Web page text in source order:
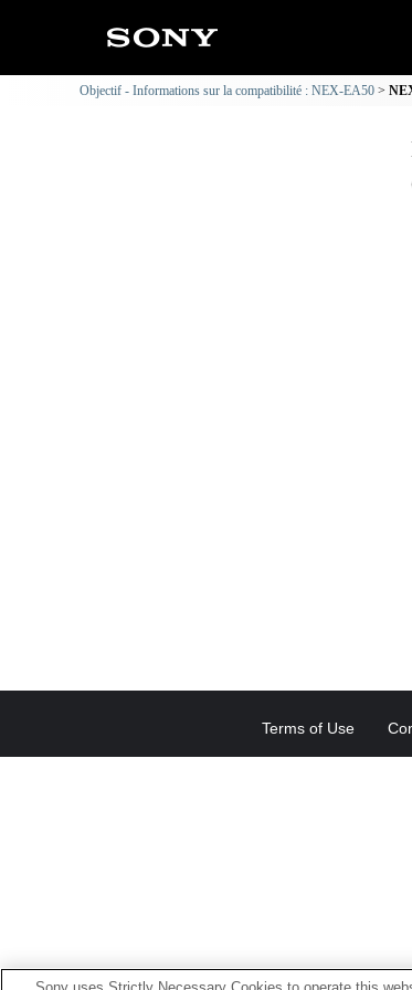
Objectif - Informations sur la compatibilité : NEX-EA50
Terms of Use